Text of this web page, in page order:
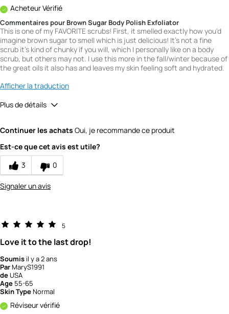
Acheteur Vérifié
Commentaires pour Brown Sugar Body Polish Exfoliator
This is one of my FAVORITE scrubs! First, it smelled exactly how you'd
imagine brown sugar to smell which is just delicious! It's not a fine
scrub it's kind of chunky if you will, which I personally like on a body
scrub, but others may not. I use this more in the fall/winter because of
the great oils it also has and leaves my skin feeling soft and hydrated.
Afficher la traduction
Plus de détails
Continuer les achats Oui, je recommande ce produit
Est-ce que cet avis est utile?
3
0
Signaler un avis
5
Love it to the last drop!
Soumis il y a 2 ans
ParMaryS1991
deUSA
Age 55-65
Skin TypeNormal
Réviseur vérifié